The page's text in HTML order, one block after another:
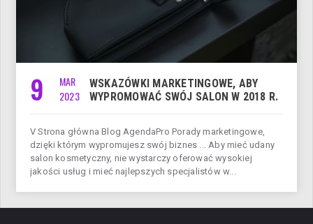
9
MAR
2023
WSKAZÓWKI MARKETINGOWE, ABY
WYPROMOWAĆ SWÓJ SALON W 2018 R.
V Strona główna Blog AgendaPro Porady marketingowe,
dzięki którym wypromujesz swój biznes ... Aby mieć udany
salon kosmetyczny, nie wystarczy oferować wysokiej
jakości usług i mieć najlepszych specjalistów w...